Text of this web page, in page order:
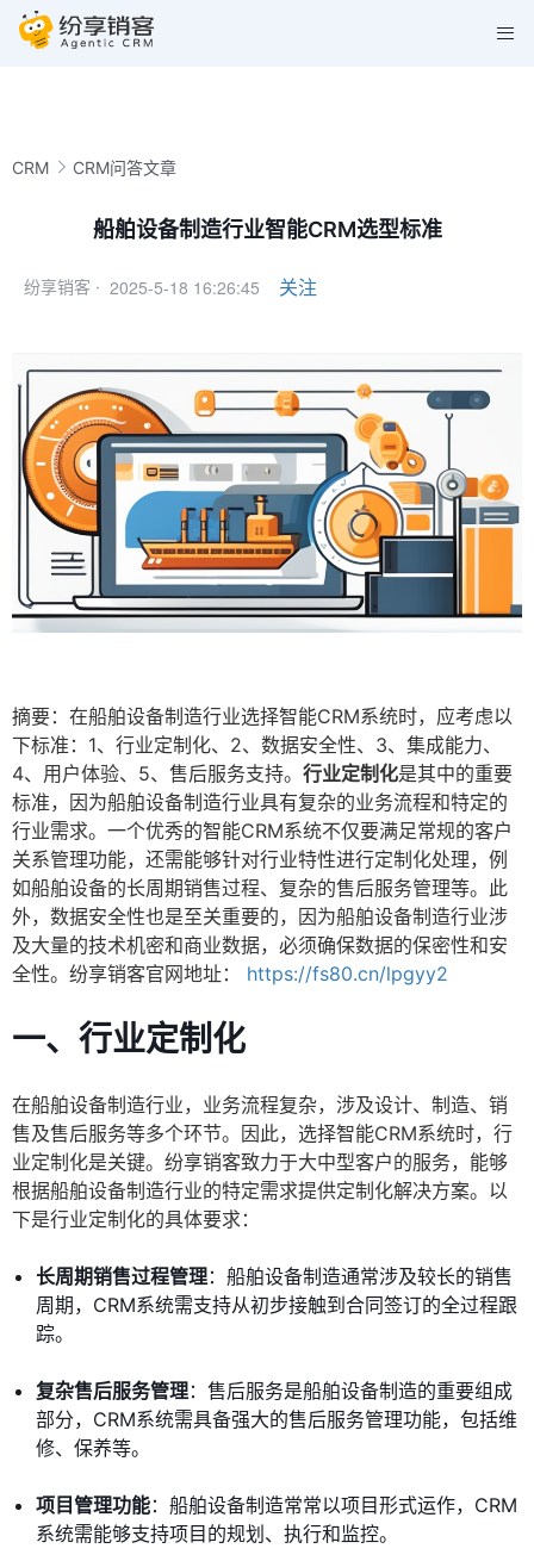
CRM CRM问答文章
船舶设备制造行业智能CRM选型标准
纷享销客 · 2025-5-18 16:26:45 关注
摘要：在船舶设备制造行业选择智能CRM系统时，应考虑以
下标准：1、行业定制化、2、数据安全性、3、集成能力、
4、用户体验、5、售后服务支持。 行业定制化是其中的重要
标准，因为船舶设备制造行业具有复杂的业务流程和特定的
行业需求。一个优秀的智能CRM系统不仅要满足常规的客户
关系管理功能，还需能够针对行业特性进行定制化处理，例
如船舶设备的长周期销售过程、复杂的售后服务管理等。此
外，数据安全性也是至关重要的，因为船舶设备制造行业涉
及大量的技术机密和商业数据，必须确保数据的保密性和安
全性。纷享销客官网地址：
https://fs80.cn/lpgyy2
一、行业定制化
在船舶设备制造行业，业务流程复杂，涉及设计、制造、销
售及售后服务等多个环节。因此，选择智能CRM系统时，行
业定制化是关键。纷享销客致力于大中型客户的服务，能够
根据船舶设备制造行业的特定需求提供定制化解决方案。以
下是行业定制化的具体要求：
长周期销售过程管理：船舶设备制造通常涉及较长的销售
周期，CRM系统需支持从初步接触到合同签订的全过程跟
踪。
复杂售后服务管理：售后服务是船舶设备制造的重要组成
部分，CRM系统需具备强大的售后服务管理功能，包括维
修、保养等。
项目管理功能：船舶设备制造常常以项目形式运作，CRM
系统需能够支持项目的规划、执行和监控。